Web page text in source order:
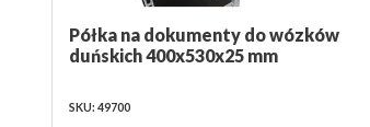
Półka na dokumenty do wózków
duńskich 400x530x25 mm
SKU: 49700